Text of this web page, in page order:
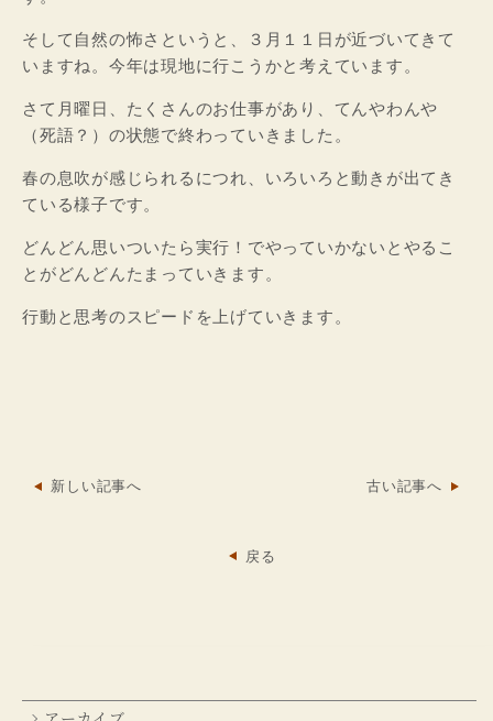
そして自然の怖さというと、３月１１日が近づいてきて
いますね。今年は現地に行こうかと考えています。
さて月曜日、たくさんのお仕事があり、てんやわんや
（死語？）の状態で終わっていきました。
春の息吹が感じられるにつれ、いろいろと動きが出てき
ている様子です。
どんどん思いついたら実行！でやっていかないとやるこ
とがどんどんたまっていきます。
行動と思考のスピードを上げていきます。
新しい記事へ 古い記事へ
戻る